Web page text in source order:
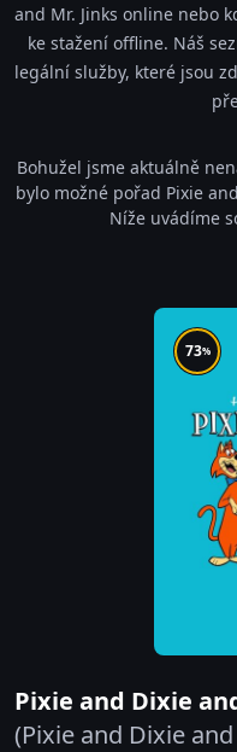
and Mr. Jinks online nebo
ke stažení offline. Náš
legální služby, které jsou
Bohužel jsme aktuálně
bylo možné pořad Pixie
Níže uvádíme
73%
Pixie and Dixie
(Pixie and Dixie and